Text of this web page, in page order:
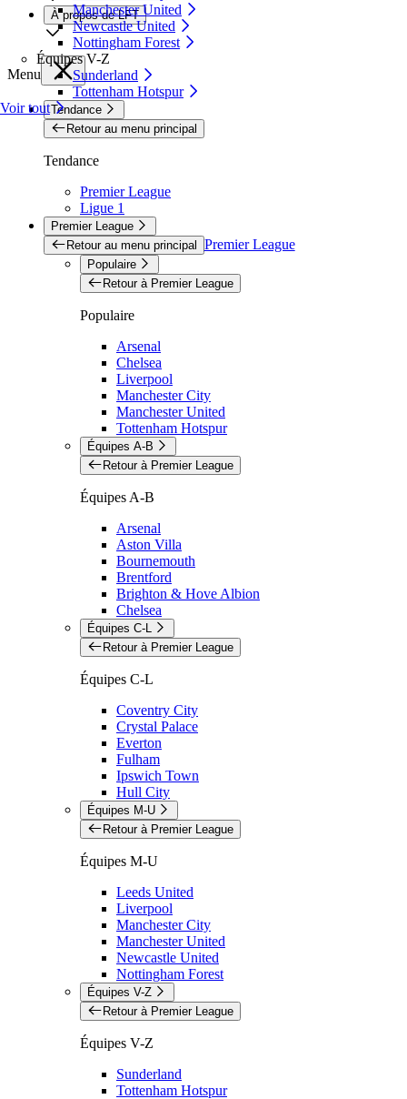
Manchester United
Newcastle United
Nottingham Forest
Équipes V-Z
Sunderland
Tottenham Hotspur
Voir tout
À propos de LFT
Menu
Tendance
Retour au menu principal
Tendance
Premier League
Ligue 1
Premier League
Retour au menu principal Premier League
Populaire
Retour à Premier League
Populaire
Arsenal
Chelsea
Liverpool
Manchester City
Manchester United
Tottenham Hotspur
Équipes A-B
Retour à Premier League
Équipes A-B
Arsenal
Aston Villa
Bournemouth
Brentford
Brighton & Hove Albion
Chelsea
Équipes C-L
Retour à Premier League
Équipes C-L
Coventry City
Crystal Palace
Everton
Fulham
Ipswich Town
Hull City
Équipes M-U
Retour à Premier League
Équipes M-U
Leeds United
Liverpool
Manchester City
Manchester United
Newcastle United
Nottingham Forest
Équipes V-Z
Retour à Premier League
Équipes V-Z
Sunderland
Tottenham Hotspur